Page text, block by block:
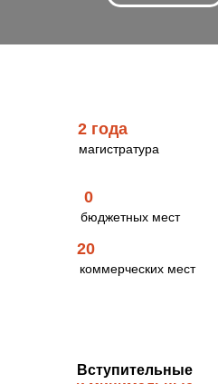
2 года
магистратура
Вступительные
20
коммерческих мест
0
бюджетных мест